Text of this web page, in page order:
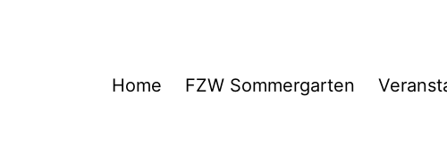
FZWHome FZW Sommergarten